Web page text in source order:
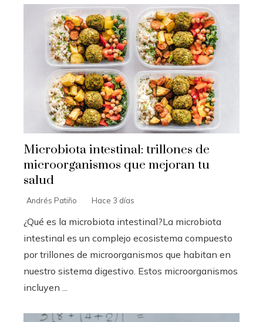
Microbiota intestinal: trillones de
microorganismos que mejoran tu
salud
Andrés Patiño Hace 3 días
¿Qué es la microbiota intestinal?La microbiota
intestinal es un complejo ecosistema compuesto
por trillones de microorganismos que habitan en
nuestro sistema digestivo. Estos microorganismos
incluyen ...